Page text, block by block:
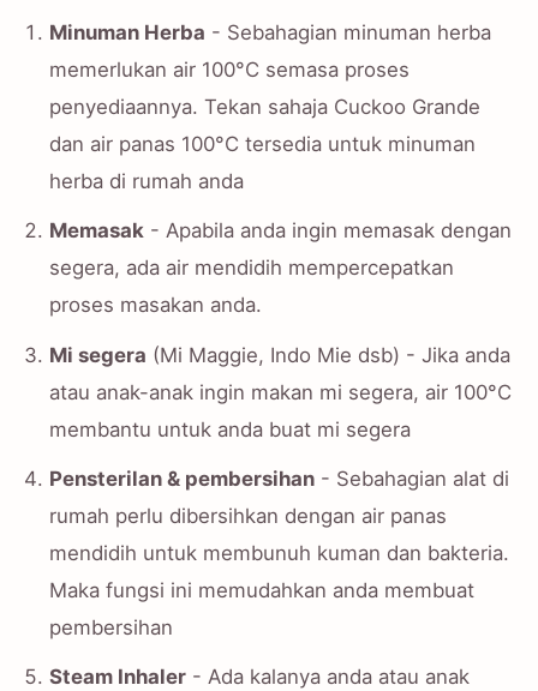
Minuman Herba - Sebahagian minuman herba
memerlukan air 100°C semasa proses
penyediaannya. Tekan sahaja Cuckoo Grande
dan air panas 100°C tersedia untuk minuman
herba di rumah anda
Memasak- Apabila anda ingin memasak dengan
segera, ada air mendidih mempercepatkan
proses masakan anda.
Mi segera (Mi Maggie, Indo Mie dsb) - Jika anda
atau anak-anak ingin makan mi segera, air 100°C
membantu untuk anda buat mi segera
Pensterilan & pembersihan- Sebahagian alat di
rumah perlu dibersihkan dengan air panas
mendidih untuk membunuh kuman dan bakteria.
Maka fungsi ini memudahkan anda membuat
pembersihan
Steam Inhaler- Ada kalanya anda atau anak